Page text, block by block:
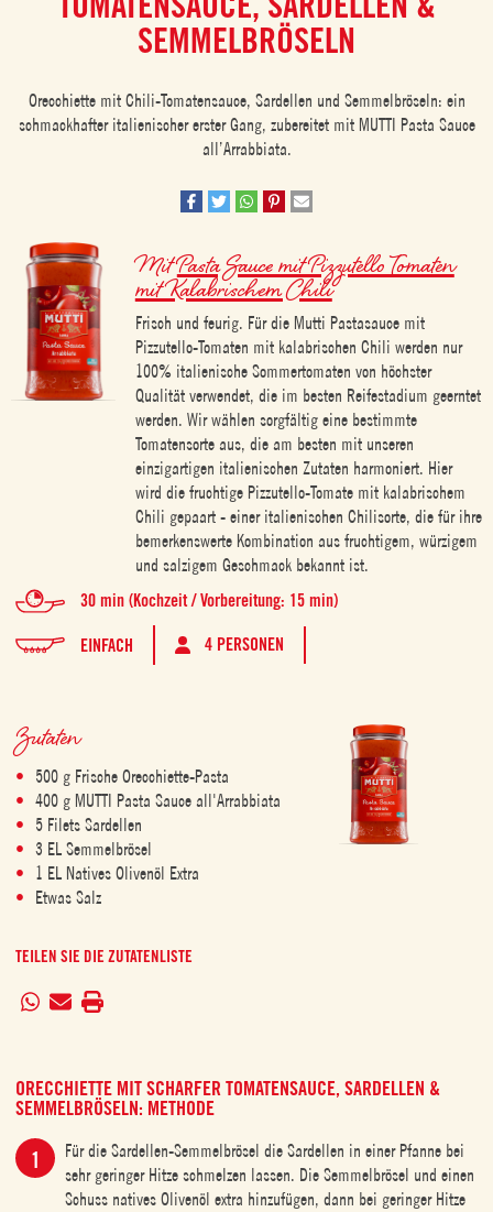
SEMMELBRÖSELN
Orecchiette mit Chili-Tomatensauce, Sardellen und Semmelbröseln: ein
schmackhafter italienischer erster Gang, zubereitet mit MUTTI Pasta Sauce
all’Arrabbiata.
MitPasta Sauce mit Pizzutello Tomaten
mit Kalabrischem Chili
Frisch und feurig. Für die Mutti Pastasauce mit
Pizzutello-Tomaten mit kalabrischen Chili werden nur
100% italienische Sommertomaten von höchster
Qualität verwendet, die im besten Reifestadium geerntet
werden. Wir wählen sorgfältig eine bestimmte
Tomatensorte aus, die am besten mit unseren
einzigartigen italienischen Zutaten harmoniert. Hier
wird die fruchtige Pizzutello-Tomate mit kalabrischem
Chili gepaart - einer italienischen Chilisorte, die für ihre
bemerkenswerte Kombination aus fruchtigem, würzigem
und salzigem Geschmack bekannt ist.
30 min (Kochzeit / Vorbereitung: 15 min)
EINFACH 4 PERSONEN
Zutaten
500 g Frische Orecchiette-Pasta
400 g MUTTI Pasta Sauce all'Arrabbiata
5 Filets Sardellen
3 EL Semmelbrösel
1 EL Natives Olivenöl Extra
Etwas Salz
TEILEN SIE DIE ZUTATENLISTE
ORECCHIETTE MIT SCHARFER TOMATENSAUCE, SARDELLEN &
SEMMELBRÖSELN: METHODE
Für die Sardellen-Semmelbrösel die Sardellen in einer Pfanne bei
sehr geringer Hitze schmelzen lassen. Die Semmelbrösel und einen
Schuss natives Olivenöl extra hinzufügen, dann bei geringer Hitze